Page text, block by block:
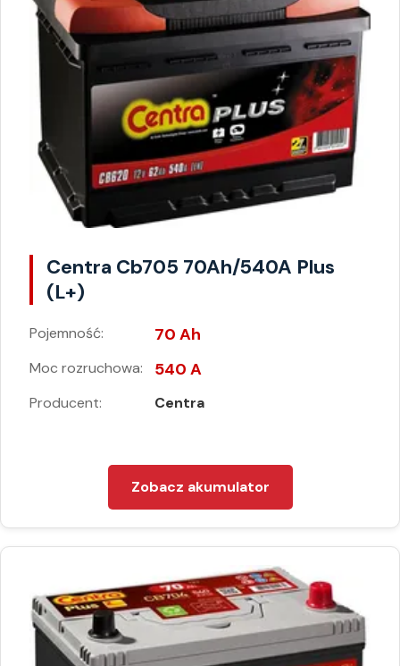
Centra Cb705 70Ah/540A Plus
(L+)
Pojemność: 70 Ah
Moc rozruchowa: 540 A
Producent: Centra
Zobacz akumulator